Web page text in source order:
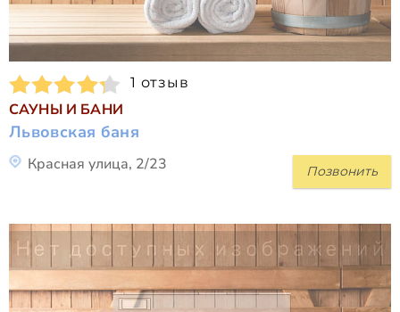
1 отзыв
САУНЫ И БАНИ
Львовская баня
Позвонить
Красная улица, 2/23